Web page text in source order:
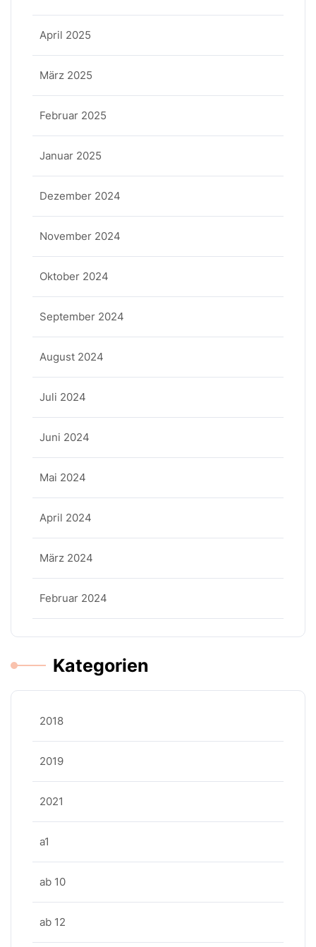
April 2025
März 2025
Februar 2025
Januar 2025
Dezember 2024
November 2024
Oktober 2024
September 2024
August 2024
Juli 2024
Juni 2024
Mai 2024
April 2024
März 2024
Februar 2024
Kategorien
2018
2019
2021
a1
ab 10
ab 12